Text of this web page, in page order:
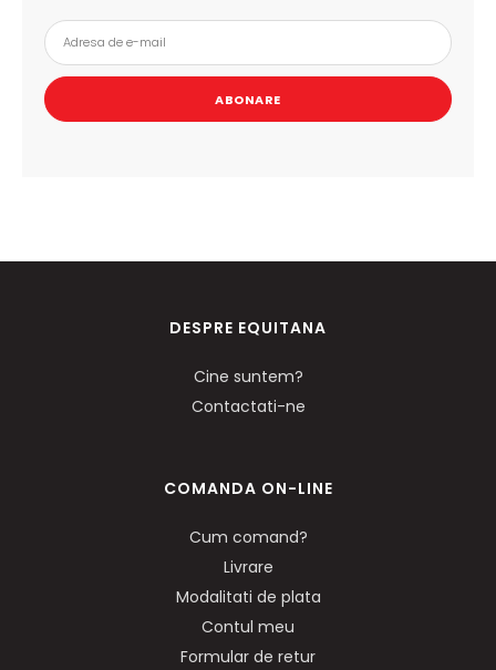
ABONARE
DESPRE EQUITANA
Cine suntem?
Contactati-ne
COMANDA ON-LINE
Cum comand?
Livrare
Modalitati de plata
Contul meu
Formular de retur